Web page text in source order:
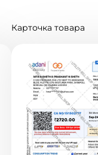
Карточка товара